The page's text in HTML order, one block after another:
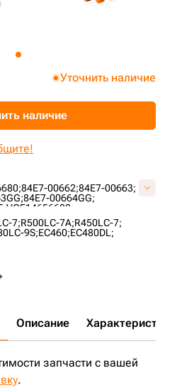
84E7-00662;84E7-00663;
84E7-00664GG;
VOE14656680;
7;R500LC-7A;R450LC-7;
9S;EC460;EC480DL;
Уточнить наличие
наличие
Описание Характеристики
запчасти с вашей
.